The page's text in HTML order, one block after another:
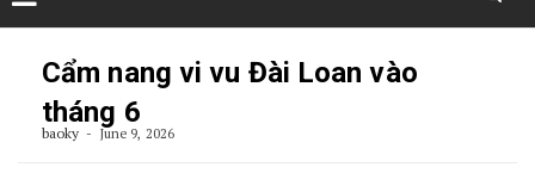
Cẩm nang vi vu Đài Loan vào
tháng 6
baoky June 9, 2026